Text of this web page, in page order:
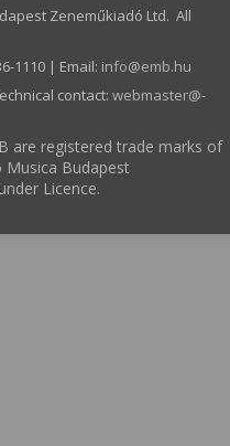
Zeneműkiadó Ltd. All
1110 | Email: info­@­emb.hu
contact: webmaster­@­
are registered trade marks of
Musica Budapest
Licence.